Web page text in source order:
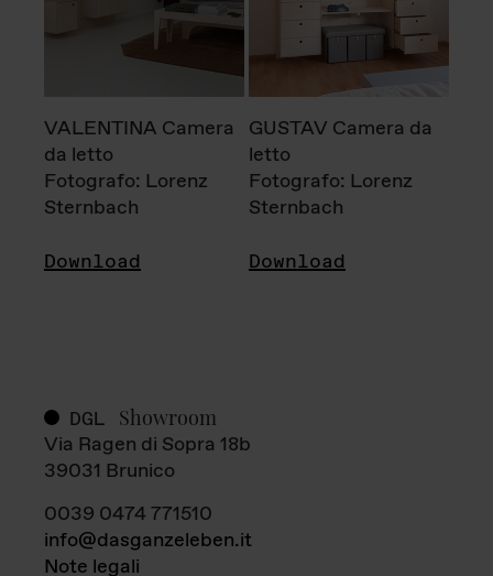
VALENTINA Camera
da letto
Fotografo: Lorenz
Sternbach
Download
GUSTAV Camera da
letto
Fotografo: Lorenz
Sternbach
Download
DGL Showroom
Via Ragen di Sopra 18b
39031 Brunico
0039 0474 771510
info@dasganzeleben.it
Note legali